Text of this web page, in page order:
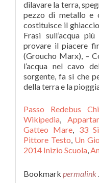
Passo Redebus
Wikipedia,
Gatteo Mare, 33
Pittore Testo, Un
2014 Inizio Scuola,
Bookmark permalink .